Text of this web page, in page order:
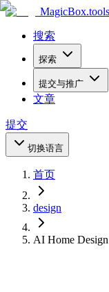
MagicBox.tools
搜索
探索
提交与推广
文章
提交
切换语言
首页
design
AI Home